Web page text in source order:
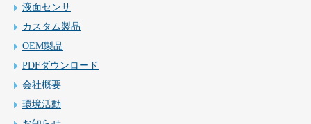
液面センサ
カスタム製品
OEM製品
PDFダウンロード
会社概要
環境活動